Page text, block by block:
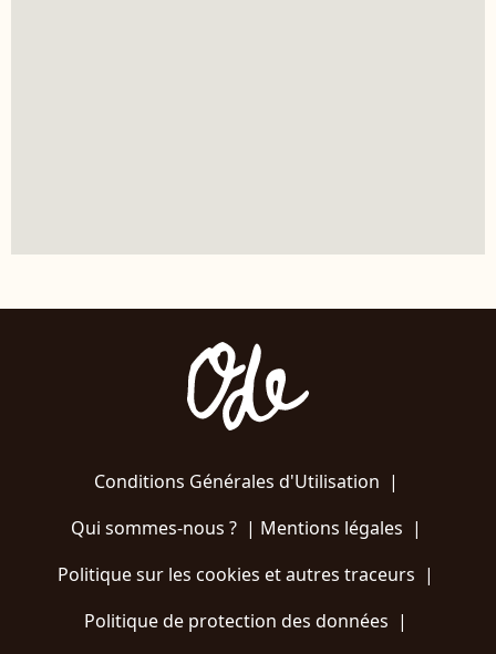
Conditions Générales d'Utilisation |
Qui sommes-nous ?| Mentions légales |
Politique sur les cookies et autres traceurs |
Politique de protection des données |